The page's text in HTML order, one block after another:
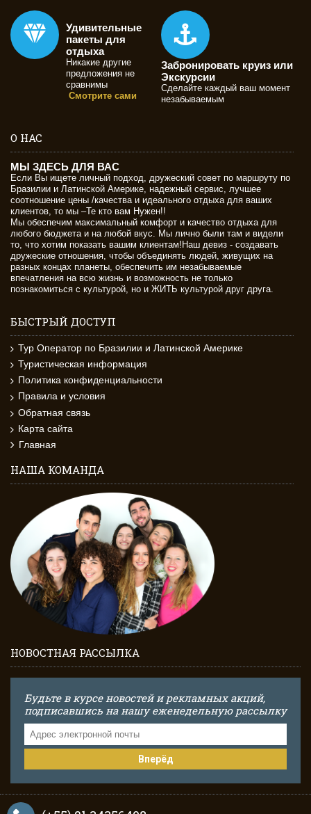
Удивительные
пакеты для
отдыха
Никакие другие
предложения не
сравнимы
Смотрите сами
Забронировать круиз или
Экскурсии
Сделайте каждый ваш момент
незабываемым
О НАС
МЫ ЗДЕСЬ ДЛЯ ВАС
Если Вы ищете личный подход, дружеский совет по маршруту по
Бразилии и Латинской Америке, надежный сервис, лучшее
соотношение цены /качества и идеального отдыха для ваших
клиентов, то мы –Те кто вам Нужен!!
Мы обеспечим максимальный комфорт и качество отдыха для
любого бюджета и на любой вкус. Мы лично были там и видели
то, что хотим показать вашим клиентам!Наш девиз - создавать
дружеские отношения, чтобы объединять людей, живущих на
разных концах планеты, обеспечить им незабываемые
впечатления на всю жизнь и возможность не только
познакомиться с культурой, но и ЖИТЬ культурой друг друга.
БЫСТРЫЙ ДОСТУП
Тур Оператор по Бразилии и Латинской Америке
Туристическая информация
Политика конфиденциальности
Правила и условия
Обратная связь
Карта сайта
Главная
НАША КОМАНДА
НОВОСТНАЯ РАССЫЛКА
Будьте в курсе новостей и рекламных акций,
подписавшись на нашу еженедельную рассылку
Вперёд